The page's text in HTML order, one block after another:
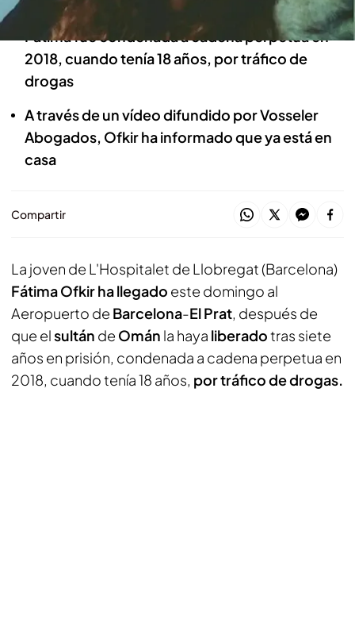
Fátima fue condenada a cadena perpetua en
2018, cuando tenía 18 años, por tráfico de
drogas
A través de un vídeo difundido por Vosseler
Abogados, Ofkir ha informado que ya está en
casa
Compartir
La joven de L'Hospitalet de Llobregat (Barcelona)
Fátima Ofkir ha llegado este domingo al
Aeropuerto de Barcelona-El Prat, después de
que elsultán de Omán la haya liberadotras siete
años en prisión, condenada a cadena perpetua en
2018, cuando tenía 18 años, por tráfico de drogas.